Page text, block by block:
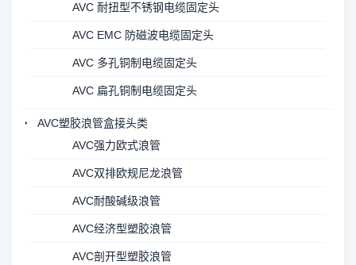
AVC 耐扭型不锈钢电缆固定头
AVC EMC 防磁波电缆固定头
AVC 多孔铜制电缆固定头
AVC 扁孔铜制电缆固定头
AVC塑胶浪管盒接头类
AVC强力欧式浪管
AVC双排欧规尼龙浪管
AVC耐酸碱级浪管
AVC经济型塑胶浪管
AVC剖开型塑胶浪管